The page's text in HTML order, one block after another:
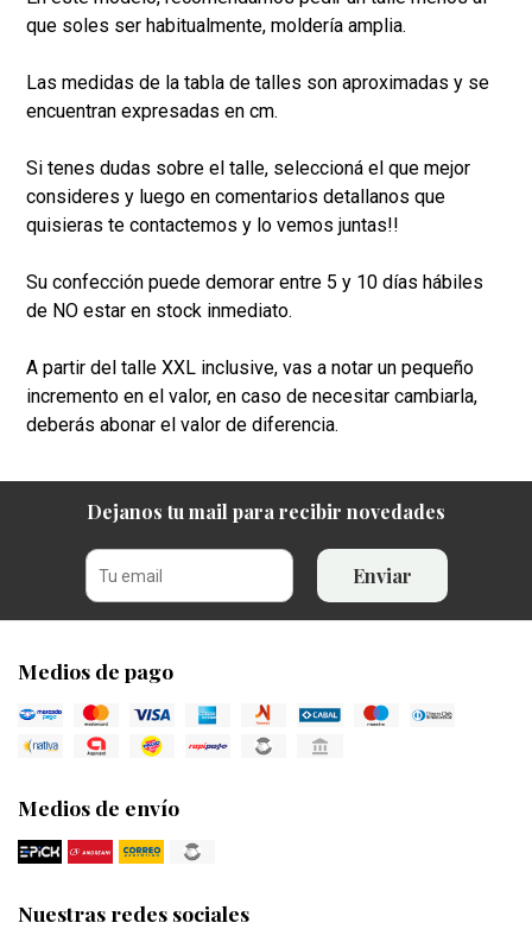
que soles ser habitualmente, moldería amplia.
Las medidas de la tabla de talles son aproximadas y se
encuentran expresadas en cm.
Si tenes dudas sobre el talle, seleccioná el que mejor
consideres y luego en comentarios detallanos que
quisieras te contactemos y lo vemos juntas!!
Su confección puede demorar entre 5 y 10 días hábiles
de NO estar en stock inmediato.
A partir del talle XXL inclusive, vas a notar un pequeño
incremento en el valor, en caso de necesitar cambiarla,
deberás abonar el valor de diferencia.
Dejanos tu mail para recibir novedades
Enviar
Medios de pago
Medios de envío
Nuestras redes sociales